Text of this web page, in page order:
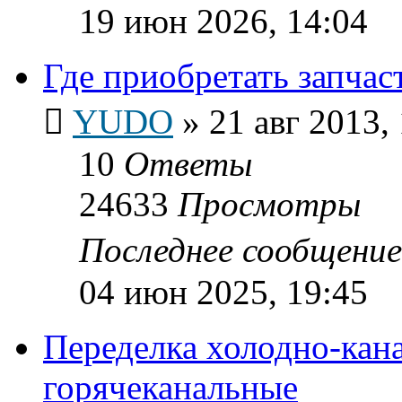
19 июн 2026, 14:04
Где приобретать
YUDO » 21 авг 2013,
10 Ответы
24633 Просмотры
Последнее
04 июн 2025, 19:45
Переделка холодно-
горячеканальные